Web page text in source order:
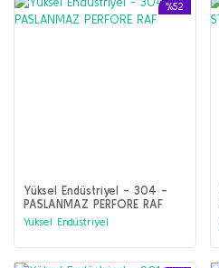
%52
Yüksel Endüstriyel - 304 -
PASLANMAZ PERFORE RAF
Yüksel Endüstriyel